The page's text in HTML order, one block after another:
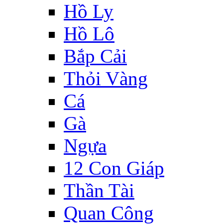
Hồ Ly
Hồ Lô
Bắp Cải
Thỏi Vàng
Cá
Gà
Ngựa
12 Con Giáp
Thần Tài
Quan Công